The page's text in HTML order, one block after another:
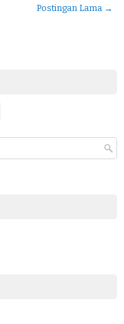
Postingan Lama →